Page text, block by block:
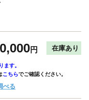
円 在庫あり
ます。
こちらでご確認ください。
べる